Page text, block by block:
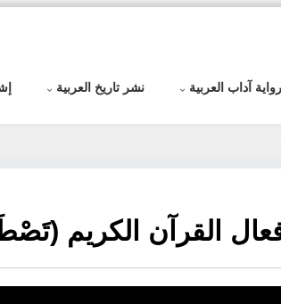
رواية آداب العربية نشر تاريخ العربية
القرآن الكريم